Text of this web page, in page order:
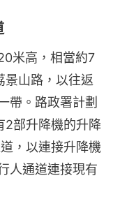
米高，相當約7
景山路，以往返
帶。路政署計劃
2部升降機的升降
，以連接升降機
人通道連接現有